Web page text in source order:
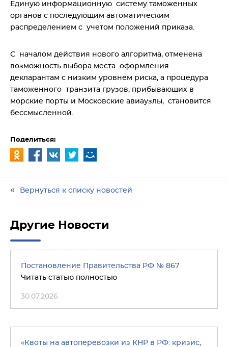
Единую информационную систему таможенных
органов с последующим автоматическим
распределением с учетом положений приказа.
С началом действия нового алгоритма, отменена
возможность выбора места оформления
декларантам с низким уровнем риска, а процедура
таможенного транзита грузов, прибывающих в
морские порты и Московские авиаузлы, становится
бессмысленной.
Поделиться:
Вернуться к списку новостей
Другие Новости
Постановление Правительства РФ № 867
Читать статью полностью
30.07.2026
«Квоты на автоперевозки из КНР в РФ: кризис,